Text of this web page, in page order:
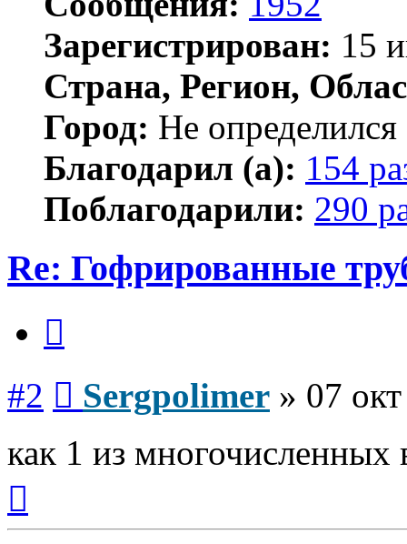
Зарегистрирован: 15
Страна, Регион,
Город: Не определился
Благодарил (а): 154
Поблагодарили: 290
Re: Гофрированные
#2 Sergpolimer » 07
как 1 из многочисленных
началу